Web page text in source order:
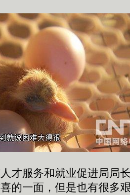
服务和就业促进局局
的一面，但是也有很多